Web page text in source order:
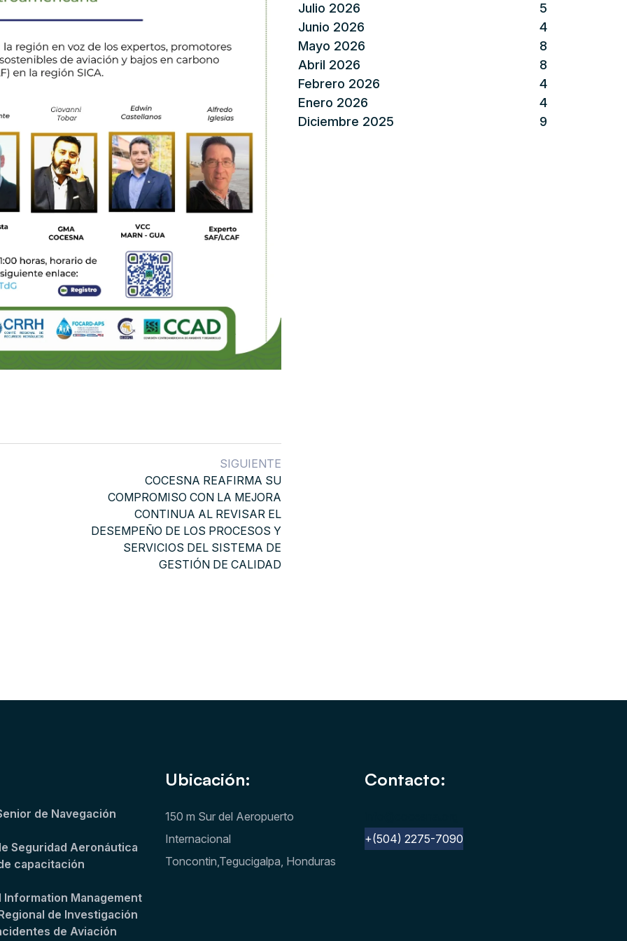
SIGUIENTE
COCESNA REAFIRMA SU
COMPROMISO CON LA MEJORA
CONTINUA AL REVISAR EL
DESEMPEÑO DE LOS PROCESOS Y
SERVICIOS DEL SISTEMA DE
GESTIÓN DE CALIDAD
Julio 2026
5
Junio 2026
4
Mayo 2026
8
Abril 2026
8
Febrero 2026
4
Enero 2026
4
Diciembre 2025
9
de Navegación
Seguridad Aeronáutica
capacitación
Management
de Investigación
de Aviación
Ubicación:
150 m Sur del Aeropuerto
Internacional
Toncontin,Tegucigalpa, Honduras
Contacto:
+(504) 2275-7090